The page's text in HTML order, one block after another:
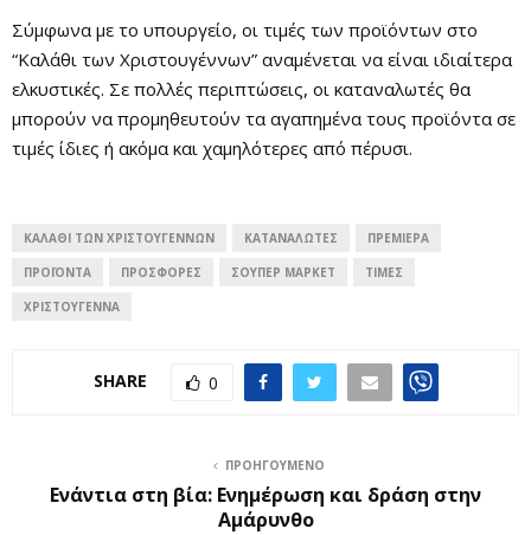
Σύμφωνα με το υπουργείο, οι τιμές των προϊόντων στο
“Καλάθι των Χριστουγέννων” αναμένεται να είναι ιδιαίτερα
ελκυστικές. Σε πολλές περιπτώσεις, οι καταναλωτές θα
μπορούν να προμηθευτούν τα αγαπημένα τους προϊόντα σε
τιμές ίδιες ή ακόμα και χαμηλότερες από πέρυσι.
ΚΑΛΆΘΙ ΤΩΝ ΧΡΙΣΤΟΥΓΈΝΝΩΝ ΚΑΤΑΝΑΛΩΤΈΣ ΠΡΕΜΙΈΡΑ
ΠΡΟΪΌΝΤΑ ΠΡΟΣΦΟΡΈΣ ΣΟΥΠΕΡ ΜΆΡΚΕΤ ΤΙΜΈΣ
ΧΡΙΣΤΟΎΓΕΝΝΑ
SHARE 0
ΠΡΟΗΓΟΎΜΕΝΟ
Ενάντια στη βία: Ενημέρωση και δράση στην
Αμάρυνθο